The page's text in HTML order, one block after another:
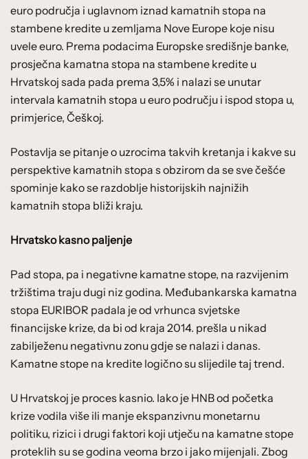
euro područja i uglavnom iznad kamatnih stopa na
stambene kredite u zemljama Nove Europe koje nisu
uvele euro. Prema podacima Europske središnje banke,
prosječna kamatna stopa na stambene kredite u
Hrvatskoj sada pada prema 3,5% i nalazi se unutar
intervala kamatnih stopa u euro području i ispod stopa u,
primjerice, Češkoj.
Postavlja se pitanje o uzrocima takvih kretanja i kakve su
perspektive kamatnih stopa s obzirom da se sve češće
spominje kako se razdoblje historijskih najnižih
kamatnih stopa bliži kraju.
Hrvatsko kasno paljenje
Pad stopa, pa i negativne kamatne stope, na razvijenim
tržištima traju dugi niz godina. Međubankarska kamatna
stopa EURIBOR padala je od vrhunca svjetske
financijske krize, da bi od kraja 2014. prešla u nikad
zabilježenu negativnu zonu gdje se nalazi i danas.
Kamatne stope na kredite logično su slijedile taj trend.
U Hrvatskoj je proces kasnio. Iako je HNB od početka
krize vodila više ili manje ekspanzivnu monetarnu
politiku, rizici i drugi faktori koji utječu na kamatne stope
proteklih su se godina veoma brzo i jako mijenjali. Zbog